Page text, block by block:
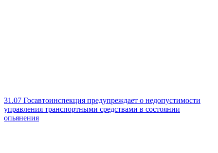
31.07 Госавтоинспекция предупреждает о недопустимости
управления транспортными средствами в состоянии
опьянения